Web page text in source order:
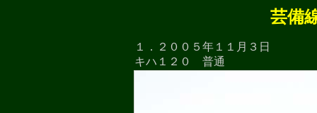
芸備
１．２００５年１１月３日
キハ１２０ 普通